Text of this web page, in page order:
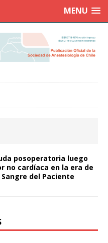
MENU
posoperatoria luego
no cardíaca en la era de
del Paciente